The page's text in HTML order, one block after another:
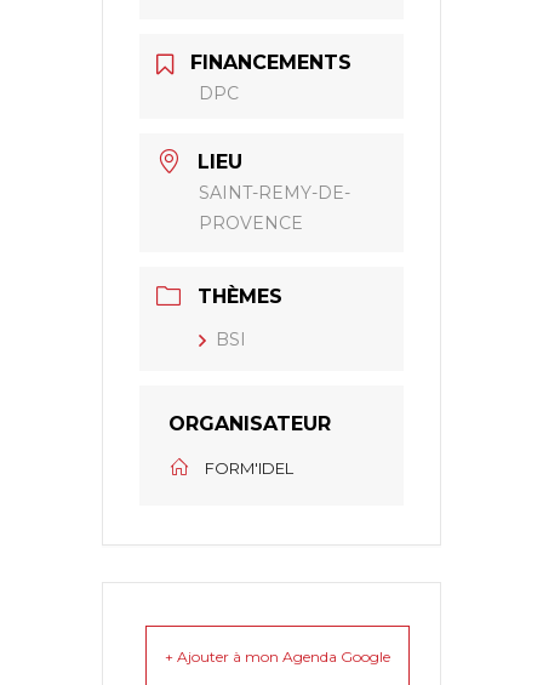
FINANCEMENTS
DPC
LIEU
SAINT-REMY-DE-
PROVENCE
THÈMES
BSI
ORGANISATEUR
FORM'IDEL
+ Ajouter à mon Agenda Google